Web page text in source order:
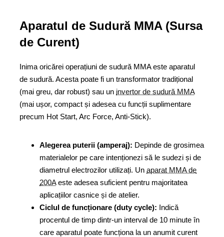
Aparatul de Sudură MMA (Sursa
de Curent)
Inima oricărei operațiuni de sudură MMA este aparatul
de sudură. Acesta poate fi un transformator tradițional
(mai greu, dar robust) sau un invertor de sudură MMA
(mai ușor, compact și adesea cu funcții suplimentare
precum Hot Start, Arc Force, Anti-Stick).
Alegerea puterii (amperaj): Depinde de grosimea
materialelor pe care intenționezi să le sudezi și de
diametrul electrozilor utilizați. Un aparat MMA de
200Aeste adesea suficient pentru majoritatea
aplicațiilor casnice și de atelier.
Ciclul de funcționare (duty cycle): Indică
procentul de timp dintr-un interval de 10 minute în
care aparatul poate funcționa la un anumit curent